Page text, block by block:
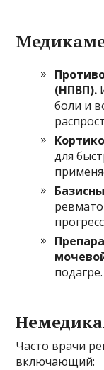
(НПВП).
боли и
для
подагре.
Часто врачи
включающий: